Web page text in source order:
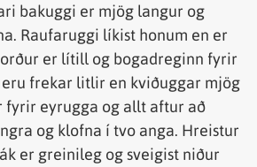
bakuggi er mjög langur og
Raufaruggi líkist honum en er
er lítill og bogadreginn fyrir
eru frekar litlir en kviðuggar mjög
fyrir eyrugga og allt aftur að
og klofna í tvo anga. Hreistur
er greinileg og sveigist niður